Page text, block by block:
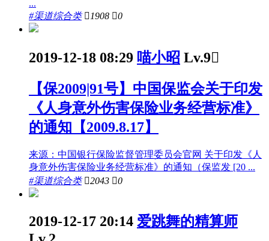
...
#渠道综合类  1908 0
2019-12-18 08:29 喵小昭 Lv.9
【保2009|91号】中国保监会关于印发
《人身意外伤害保险业务经营标准》
的通知【2009.8.17】
来源：中国银行保险监督管理委员会官网 关于印发《人
身意外伤害保险业务经营标准》的通知（保监发 [20 ...
#渠道综合类 2043 0
2019-12-17 20:14 爱跳舞的精算师